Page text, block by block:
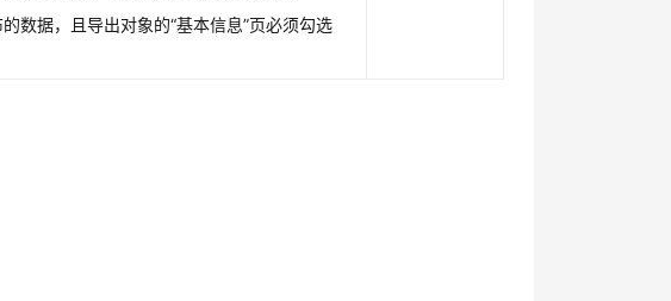
数据，且导出对象的“基本信息”页必须勾选